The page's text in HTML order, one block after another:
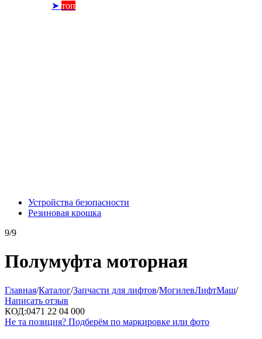
➤ топ
Устройства безопасности
Резиновая крошка
9/9
Полумуфта моторная
Главная/Каталог/Запчасти для лифтов/МогилевЛифтМаш/
Написать отзыв
КОД:0471 22 04 000
Не та позиция? Подберём по маркировке или фото